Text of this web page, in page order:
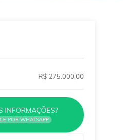
R$ 275.000,00
INFORMAÇÕES?
POR WHATSAPP